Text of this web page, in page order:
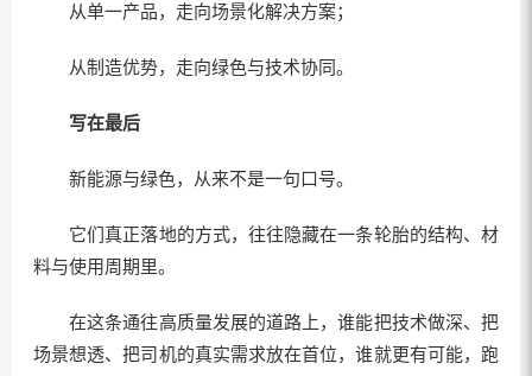
从单一产品，走向场景化解决方案；
从制造优势，走向绿色与技术协同。
写在最后
新能源与绿色，从来不是一句口号。
它们真正落地的方式，往往隐藏在一条轮胎的结构、材
料与使用周期里。
在这条通往高质量发展的道路上，谁能把技术做深、把
场景想透、把司机的真实需求放在首位，谁就更有可能，跑